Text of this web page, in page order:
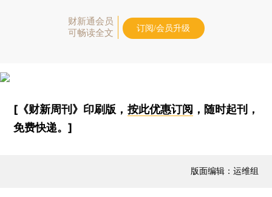
财新通会员
可畅读全文
订阅/会员升级
[《财新周刊》印刷版， 按此优惠订阅 ，随时起刊，
免费快递。]
版面编辑：运维组